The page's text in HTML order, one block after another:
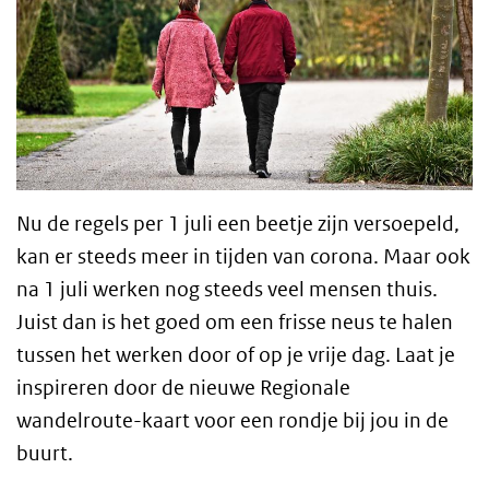
Nu de regels per 1 juli een beetje zijn versoepeld,
kan er steeds meer in tijden van corona. Maar ook
na 1 juli werken nog steeds veel mensen thuis.
Juist dan is het goed om een frisse neus te halen
tussen het werken door of op je vrije dag. Laat je
inspireren door de nieuwe Regionale
wandelroute-kaart voor een rondje bij jou in de
buurt.